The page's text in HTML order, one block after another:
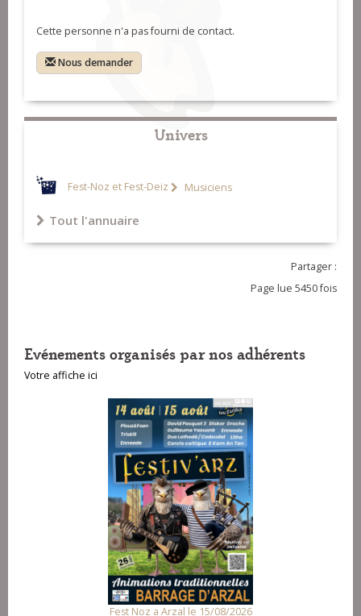
Cette personne n'a pas fourni de contact.
Nous demander
Univers
Fest-Noz et Fest-Deiz Musiciens
Tout l'annuaire
Partager :
Page lue 5450 fois
Evénements organisés par nos adhérents
Votre affiche ici
Fest Noz a Arzal le 15/08/2026